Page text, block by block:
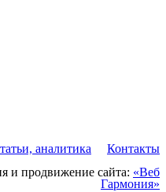
аналитика
Контакты
и продвижение сайта: «Веб
Гармония»